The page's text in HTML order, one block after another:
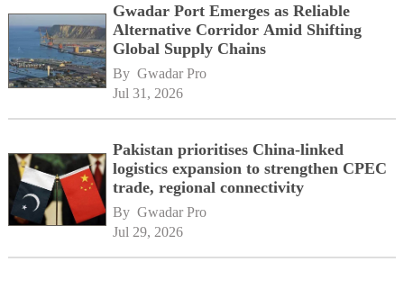
Gwadar Port Emerges as Reliable
Alternative Corridor Amid Shifting
Global Supply Chains
By Gwadar Pro
Jul 31, 2026
Pakistan prioritises China-linked
logistics expansion to strengthen CPEC
trade, regional connectivity
By Gwadar Pro
Jul 29, 2026